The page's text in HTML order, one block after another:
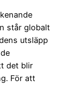
står globalt
utsläpp
det blir
För att